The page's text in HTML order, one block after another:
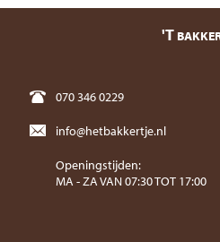
'T
070 346 0229
info@hetbakkertje.nl
Openingstijden:
MA - ZA VAN 07:30 TOT 17:00